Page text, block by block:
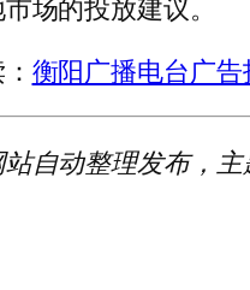
场的投放建议。
衡阳广播电台广告
自动整理发布，